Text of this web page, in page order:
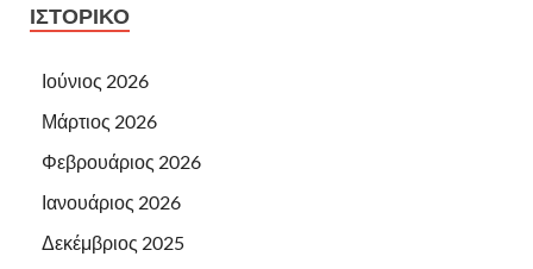
ΙΣΤΟΡΙΚΌ
Ιούνιος 2026
Μάρτιος 2026
Φεβρουάριος 2026
Ιανουάριος 2026
Δεκέμβριος 2025